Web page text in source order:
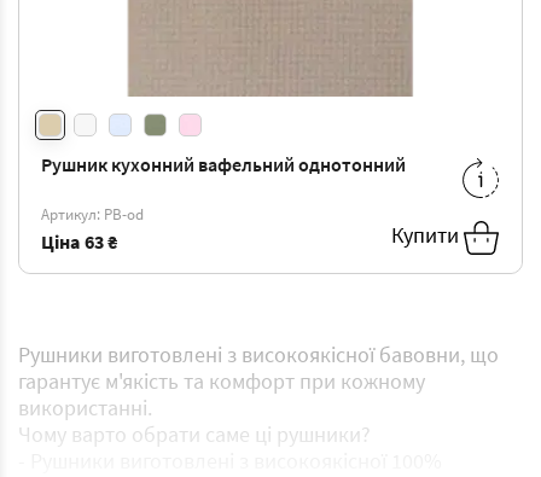
Рушник кухонний вафельний однотонний
Артикул: РВ-od
Ціна 63 ₴ Купити
35*60 63 ₴
Рушники виготовлені з високоякісної бавовни, що
гарантує м'якість та комфорт при кожному
використанні.
Чому варто обрати саме ці рушники?